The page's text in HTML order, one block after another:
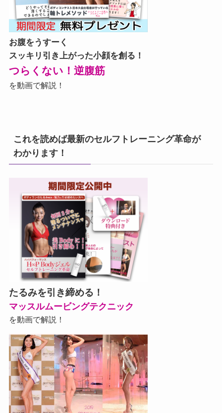
お腹をうすーく
スッキリ引き上がった小顔を創る！
つらくない！逆腹筋
を動画で解説！
これを読めば最新のセルフトレーニング革命が
わかります！
たるみを引き締める！
マッスルムービングテクニック
を動画で解説！